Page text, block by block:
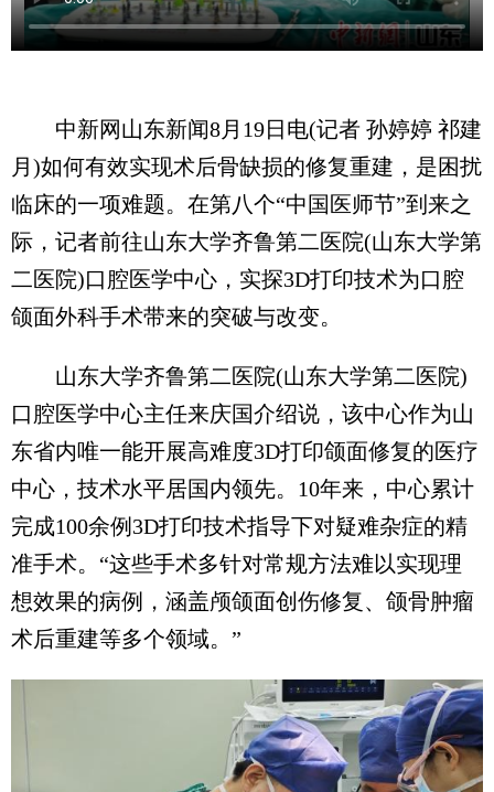
中新网山东新闻8月19日电(记者 孙婷婷 祁建
月)如何有效实现术后骨缺损的修复重建，是困扰
临床的一项难题。在第八个“中国医师节”到来之
际，记者前往山东大学齐鲁第二医院(山东大学第
二医院)口腔医学中心，实探3D打印技术为口腔
颌面外科手术带来的突破与改变。
山东大学齐鲁第二医院(山东大学第二医院)
口腔医学中心主任来庆国介绍说，该中心作为山
东省内唯一能开展高难度3D打印颌面修复的医疗
中心，技术水平居国内领先。10年来，中心累计
完成100余例3D打印技术指导下对疑难杂症的精
准手术。“这些手术多针对常规方法难以实现理
想效果的病例，涵盖颅颌面创伤修复、颌骨肿瘤
术后重建等多个领域。”